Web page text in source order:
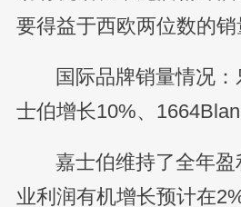
要得益于西欧两位数的销
国际品牌销量情况
士伯增长10%、
嘉士伯维持了全年
业利润有机增长预计在